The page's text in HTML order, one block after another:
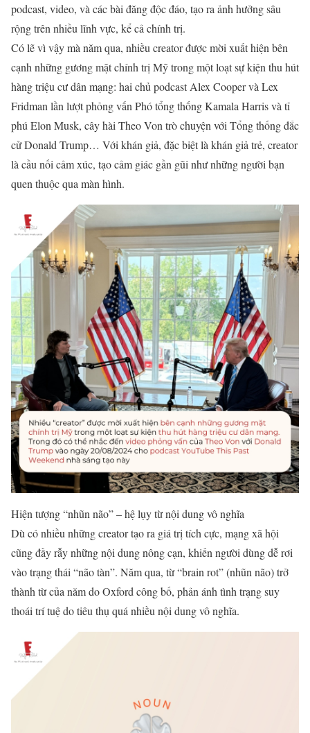
podcast, video, và các bài đăng độc đáo, tạo ra ảnh hưởng sâu
rộng trên nhiều lĩnh vực, kể cả chính trị.
Có lẽ vì vậy mà năm qua, nhiều creator được mời xuất hiện bên
cạnh những gương mặt chính trị Mỹ trong một loạt sự kiện thu hút
hàng triệu cư dân mạng: hai chủ podcast Alex Cooper và Lex
Fridman lần lượt phỏng vấn Phó tổng thống Kamala Harris và tỉ
phú Elon Musk, cây hài Theo Von trò chuyện với Tổng thống đắc
cử Donald Trump… Với khán giả, đặc biệt là khán giả trẻ, creator
là cầu nối cảm xúc, tạo cảm giác gần gũi như những người bạn
quen thuộc qua màn hình.
Hiện tượng “nhũn não” – hệ lụy từ nội dung vô nghĩa
Dù có nhiều những creator tạo ra giá trị tích cực, mạng xã hội
cũng đầy rẫy những nội dung nông cạn, khiến người dùng dễ rơi
vào trạng thái “não tàn”. Năm qua, từ “brain rot” (nhũn não) trở
thành từ của năm do Oxford công bố, phản ánh tình trạng suy
thoái trí tuệ do tiêu thụ quá nhiều nội dung vô nghĩa.